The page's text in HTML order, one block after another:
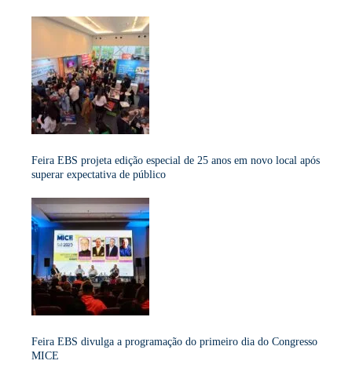
Feira EBS projeta edição especial de 25 anos em novo local após
superar expectativa de público
Feira EBS divulga a programação do primeiro dia do Congresso
MICE